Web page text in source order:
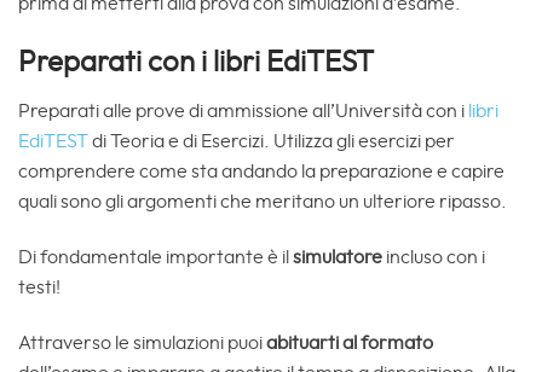
prima di metterti alla prova con simulazioni d’esame.
Preparati con i libri EdiTEST
Preparati alle prove di ammissione all’Università con i libri
EdiTESTdi Teoria e di Esercizi. Utilizza gli esercizi per
comprendere come sta andando la preparazione e capire
quali sono gli argomenti che meritano un ulteriore ripasso.
Di fondamentale importante è il simulatore incluso con i
testi!
Attraverso le simulazioni puoiabituarti al formato